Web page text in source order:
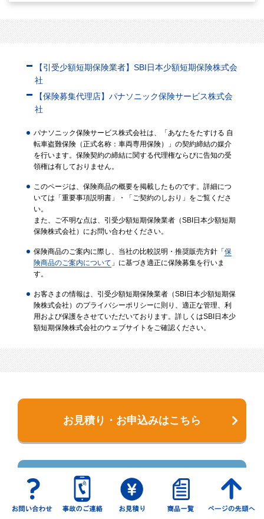
【引受少額短期保険業者】SBI日本少額短期保険株式会
社
【保険募集代理店】パナソニック保険サービス株式会
社
パナソニック保険サービス株式会社は、「あなたをたすける 自
転車盗難保険（正式名称：車両専用保険）」の契約締結の媒介
を行います。保険契約の締結に関する代理権ならびに告知の受
領権は有しておりません。
このページは、保険商品の概要を掲載したものです。詳細につ
いては「重要事項説明書」・「ご契約のしおり」をご覧くださ
い。
また、ご不明な点は、引受少額短期保険業者（SBI日本少額短期
保険株式会社）にお問い合わせください。
保険商品のご案内に際し、当社の比較説明・推奨販売方針「 保
険商品のご案内について 」に基づき適正に保険募集を行いま
す。
お客さまの情報は、引受少額短期保険業者（SBI日本少額短期保
険株式会社）のプライバシーポリシーに則り、適正な管理、利
用および保護をさせていただいております。詳しくはSBI日本少
額短期保険株式会社のウェブサイトをご確認ください。
お見積り・お申込みはこちら
お問い合わせフォーム